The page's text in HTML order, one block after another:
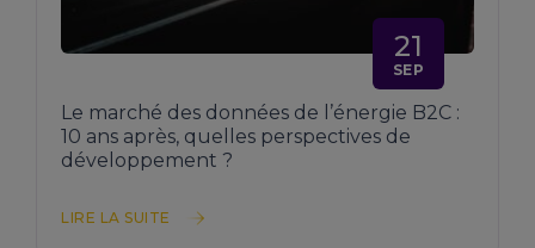
21
SEP
Le marché des données de l’énergie B2C :
10 ans après, quelles perspectives de
développement ?
LIRE LA SUITE